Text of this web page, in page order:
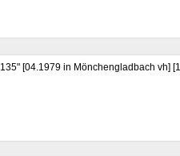
[04.1979 in Mönchengladbach vh]